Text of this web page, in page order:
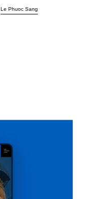
Le Phuoc Sang